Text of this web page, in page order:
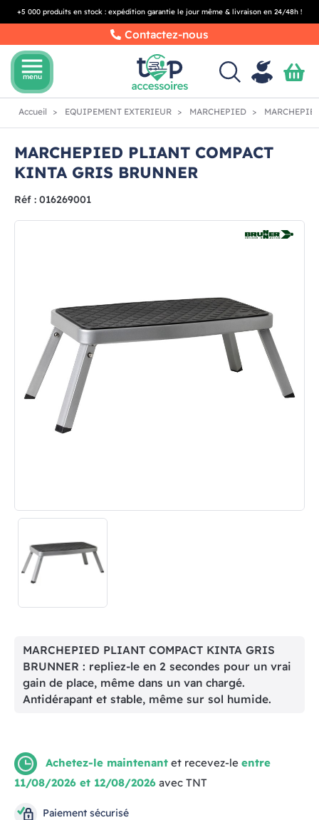
+5 000 produits en stock : expédition garantie le jour même & livraison en 24/48h !
Contactez-nous
menu
menu
Accueil EQUIPEMENT EXTERIEUR MARCHEPIED
MARCHEPIED PLIANT COMPACT
KINTA GRIS BRUNNER
Réf : 016269001
MARCHEPIED PLIANT COMPACT KINTA GRIS
BRUNNER : repliez-le en 2 secondes pour un vrai
gain de place, même dans un van chargé.
Antidérapant et stable, même sur sol humide.
Achetez-le maintenant et recevez-le entre
11/08/2026 et 12/08/2026 avec TNT
Paiement sécurisé